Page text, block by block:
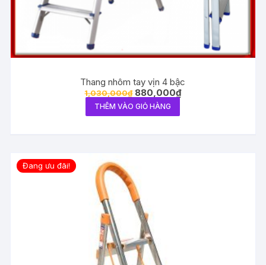
Thang nhôm tay vịn 4 bậc
1,030,000₫ 880,000₫
THÊM VÀO GIỎ HÀNG
Đang ưu đãi!